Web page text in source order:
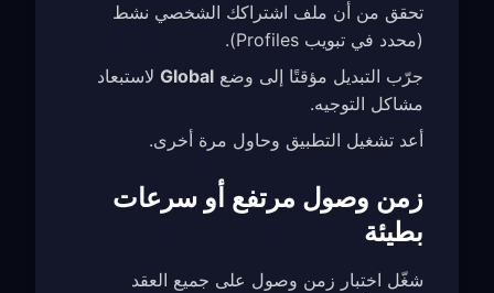
تحقق من أن ملف اشتراكك الشخصي نشط
(محدد في تبويب Profiles).
جرّب التبديل مؤقتًا إلى وضع Global لاستبعاد
مشاكل التوجيه.
أعد تشغيل التطبيق وحاول مرة أخرى.
زمن وصول مرتفع أو سرعات
بطيئة
شغّل اختبار زمن وصول على جميع العقد